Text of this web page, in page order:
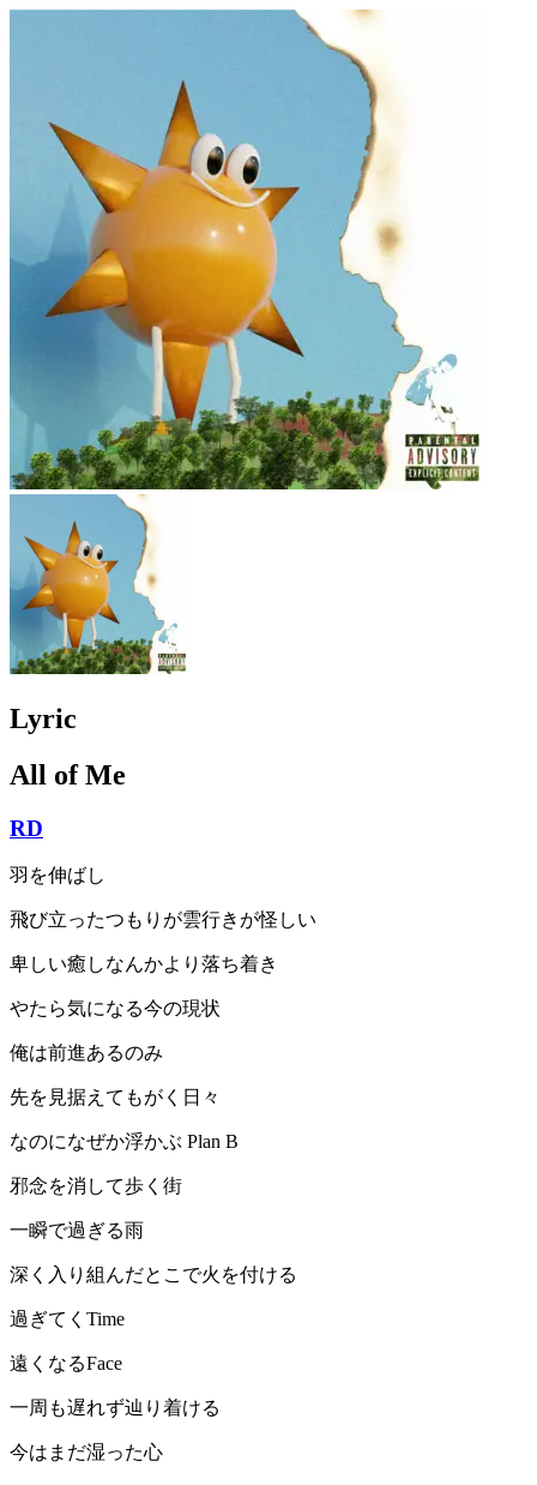
Lyric
All of Me
RD
羽を伸ばし
飛び立ったつもりが雲行きが怪しい
卑しい癒しなんかより落ち着き
やたら気になる今の現状
俺は前進あるのみ
先を見据えてもがく日々
なのになぜか浮かぶ Plan B
邪念を消して歩く街
一瞬で過ぎる雨
深く入り組んだとこで火を付ける
過ぎてくTime
遠くなるFace
一周も遅れず辿り着ける
今はまだ湿った心